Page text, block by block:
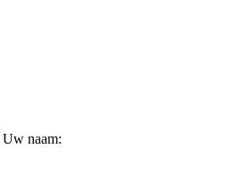
Uw naam: